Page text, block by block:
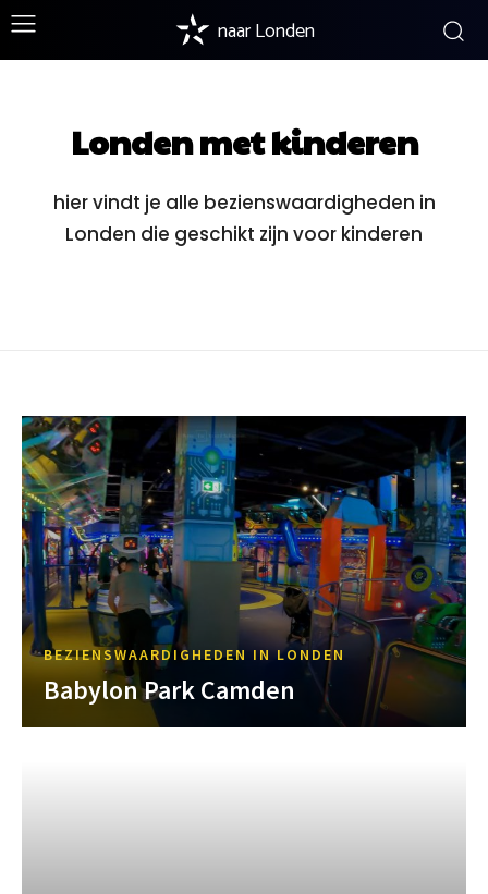
naar Londen
Londen met kinderen
hier vindt je alle bezienswaardigheden in
Londen die geschikt zijn voor kinderen
BEZIENSWAARDIGHEDEN IN LONDEN
Babylon Park Camden